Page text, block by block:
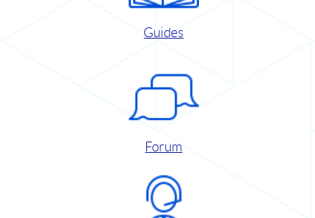
Guides
Forum